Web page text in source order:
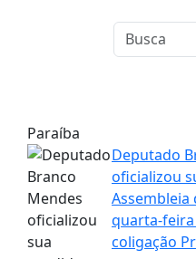
Paraíba
Deputado
oficializou
Assembleia
quarta-feira
coligação